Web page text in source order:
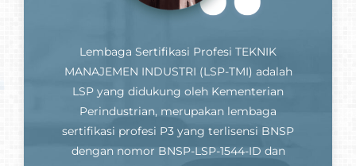
Lembaga Sertifikasi Profesi TEKNIK
MANAJEMEN INDUSTRI (LSP-TMI) adalah
LSP yang didukung oleh Kementerian
Perindustrian, merupakan lembaga
sertifikasi profesi P3 yang terlisensi BNSP
dengan nomor BNSP-LSP-1544-ID dan